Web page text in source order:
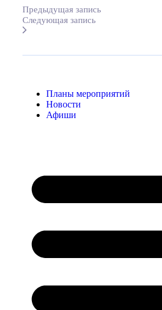
Планы мероприятий
Новости
Афиши
Предыдущая запись
Следующая запись